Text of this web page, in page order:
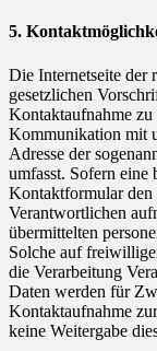
5.
Die Internetseite der
gesetzlichen
Kontaktaufnahme zu
Kommunikation mit
Adresse der
umfasst. Sofern eine
Kontaktformular
Verantwortlichen
übermittelten
Solche auf
die Verarbeitung
Daten werden für
Kontaktaufnahme
keine Weitergabe